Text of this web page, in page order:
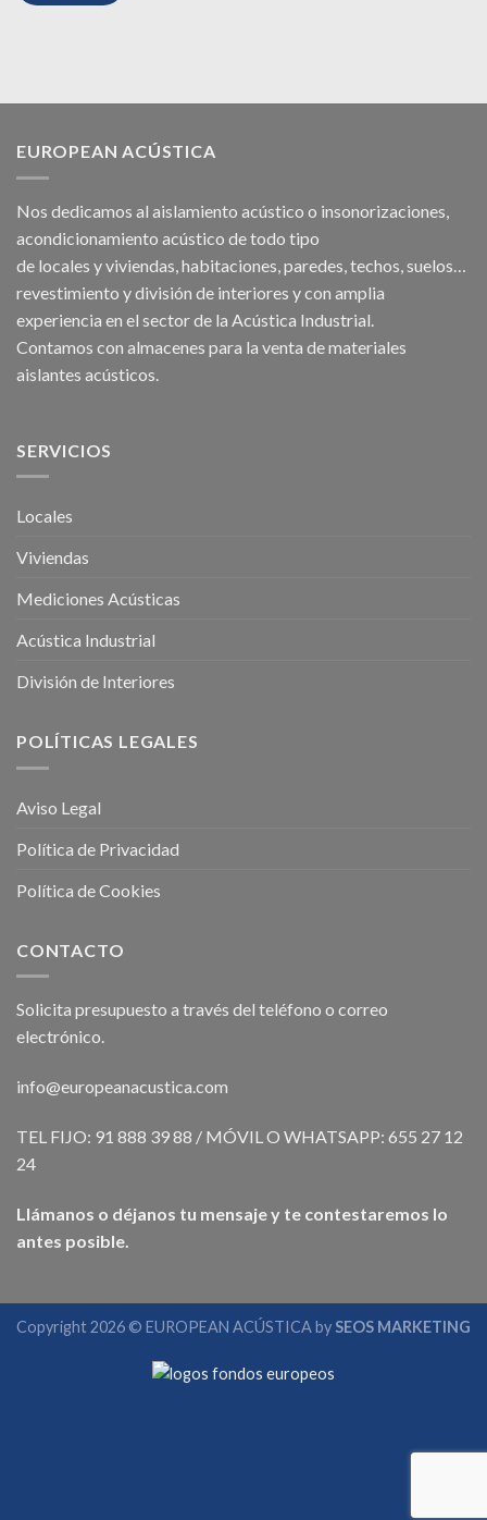
EUROPEAN ACÚSTICA
Nos dedicamos al aislamiento acústico o insonorizaciones,
acondicionamiento acústico de todo tipo
de locales yviviendas, habitaciones,paredes,techos, suelos…
revestimiento y división de interiores y con amplia
experiencia en el sector de la Acústica Industrial.
Contamos con almacenes para la venta demateriales
aislantes acústicos.
SERVICIOS
Locales
Viviendas
Mediciones Acústicas
Acústica Industrial
División de Interiores
POLÍTICAS LEGALES
Aviso Legal
Política de Privacidad
Política de Cookies
CONTACTO
Solicita presupuesto a través del teléfono o correo
electrónico.
info@europeanacustica.com
TEL FIJO: 91 888 39 88 / MÓVIL O WHATSAPP: 655 27 12
24
Llámanos o déjanos tu mensaje y te contestaremos lo
antes posible.
Copyright 2026 © EUROPEAN ACÚSTICA by SEOS MARKETING